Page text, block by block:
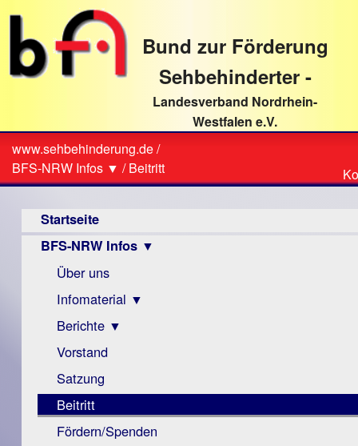
direkt
Textinhalt
Bund zur Förderung
Sehbehinderter -
Landesverband Nordrhein-
Westfalen e.V.
Sie
sind
hier
www.sehbehinderung.de/
BFS-NRW Infos ▼ /Beitritt
Startseite
BFS-NRW Infos ▼
Über uns
Infomaterial ▼
Visus
Zeitschrift
Monokular
Mac
Instagram-
Links
Berichte ▼
Archiv
Berichte
Vorstand
Satzung
Beitritt
Fördern/Spenden